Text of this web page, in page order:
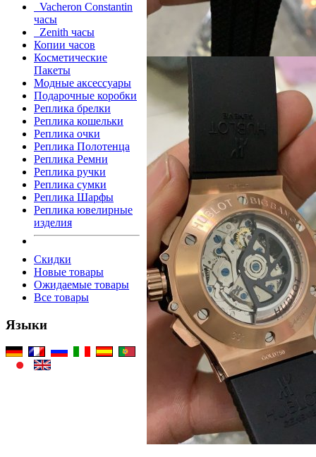
Vacheron Constantin
часы
Zenith часы
Копии часов
Косметические
Пакеты
Модные аксессуары
Подарочные коробки
Реплика брелки
Реплика кошельки
Реплика очки
Реплика Полотенца
Реплика Ремни
Реплика ручки
Реплика сумки
Реплика Шарфы
Реплика ювелирные
изделия
Скидки
Новые товары
Ожидаемые товары
Все товары
Языки